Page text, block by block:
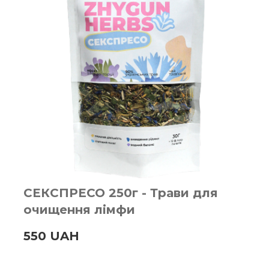
СЕКСПРЕСО 250г - Трави для
очищення лімфи
550 UAH